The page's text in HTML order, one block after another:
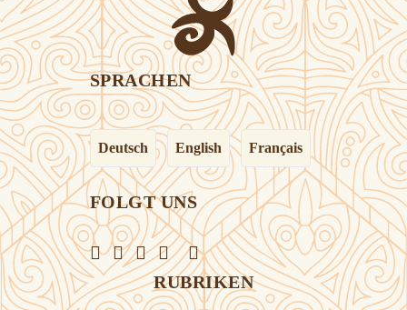
SPRACHEN
Deutsch English Français
FOLGT UNS
RUBRIKEN